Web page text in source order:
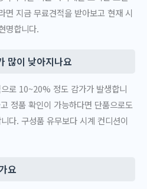
면 지금 무료견적을 받아보고 현재 시
명합니다.
많이 낮아지나요
로 10~20% 정도 감가가 발생합니
정품 확인이 가능하다면 단품으로도
다. 구성품 유무보다 시계 컨디션이
요